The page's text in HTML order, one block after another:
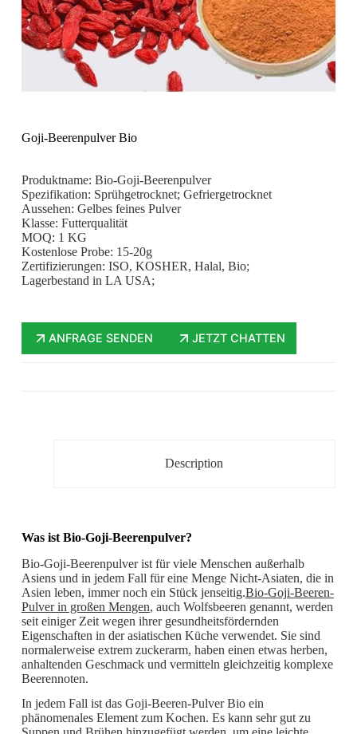
Goji-Beerenpulver Bio
Produktname: Bio-Goji-Beerenpulver
Spezifikation: Sprühgetrocknet; Gefriergetrocknet
Aussehen: Gelbes feines Pulver
Klasse: Futterqualität
MOQ: 1 KG
Kostenlose Probe: 15-20g
Zertifizierungen: ISO, KOSHER, Halal, Bio;
Lagerbestand in LA USA;
ANFRAGE SENDEN JETZT CHATTEN
Description
Was ist Bio-Goji-Beerenpulver?
Bio-Goji-Beerenpulver ist für viele Menschen außerhalb
Asiens und in jedem Fall für eine Menge Nicht-Asiaten, die in
Asien leben, immer noch ein Stück jenseitig.Bio-Goji-Beeren-
Pulver in großen Mengen, auch Wolfsbeeren genannt, werden
seit einiger Zeit wegen ihrer gesundheitsfördernden
Eigenschaften in der asiatischen Küche verwendet. Sie sind
normalerweise extrem zuckerarm, haben einen etwas herben,
anhaltenden Geschmack und vermitteln gleichzeitig komplexe
Beerennoten.
In jedem Fall ist das Goji-Beeren-Pulver Bio ein
phänomenales Element zum Kochen. Es kann sehr gut zu